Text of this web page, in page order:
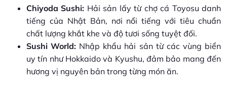
Chiyoda Sushi: Hải sản lấy từ chợ cá Toyosu danh
tiếng của Nhật Bản, nơi nổi tiếng với tiêu chuẩn
chất lượng khắt khe và độ tươi sống tuyệt đối.
Sushi World: Nhập khẩu hải sản từ các vùng biển
uy tín như Hokkaido và Kyushu, đảm bảo mang đến
hương vị nguyên bản trong từng món ăn.